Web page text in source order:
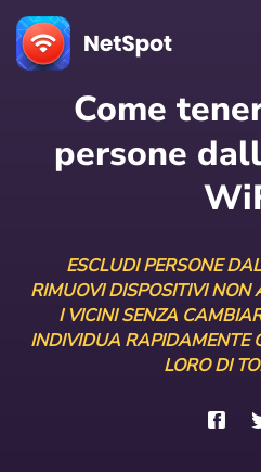
Come
persone
ESCLUDI PERSONE
RIMUOVI DISPOSITIVI NON
I VICINI SENZA
INDIVIDUA RAPIDAMENTE
LORO DI